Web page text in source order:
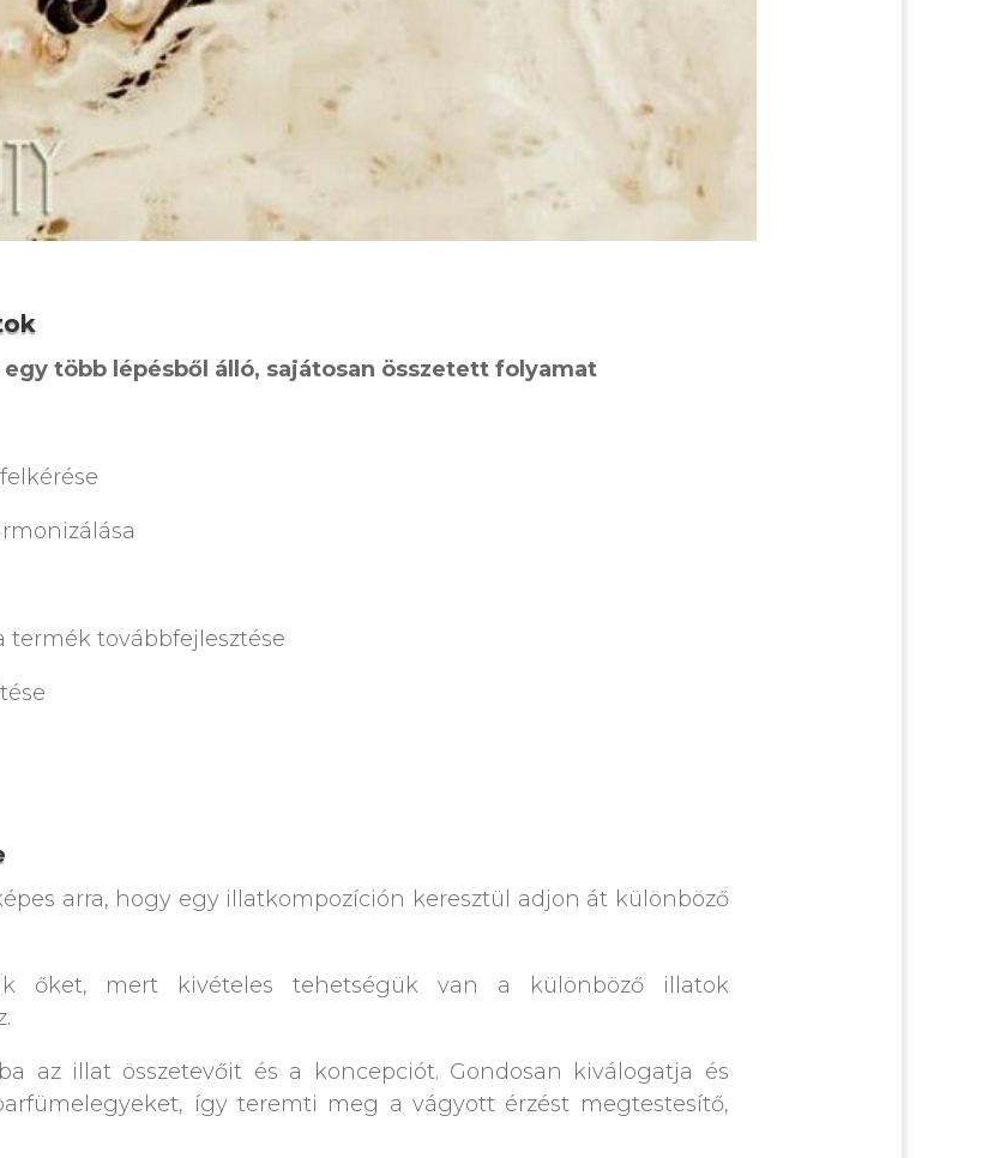
több lépésből álló, sajátosan összetett folyamat
termék továbbfejlesztése
arra, hogy egy illatkompozíción keresztül adjon át különböző
őket, mert kivételes tehetségük van a különböző illatok
az illat összetevőit és a koncepciót. Gondosan kiválogatja és
így teremti meg a vágyott érzést megtestesítő,